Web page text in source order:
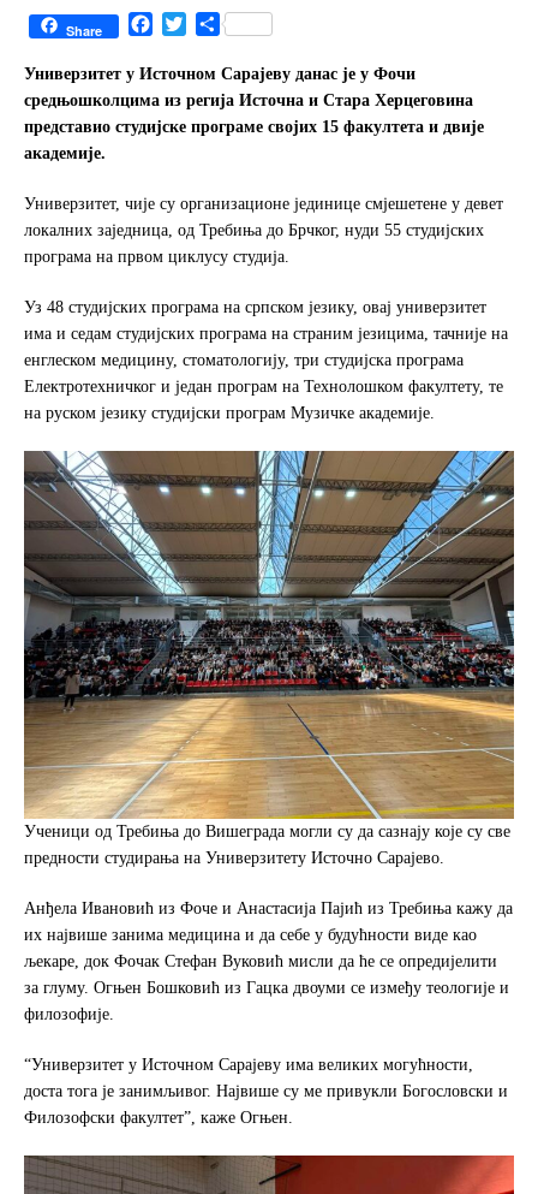
Share
c
e
b
i
t
t
S
a
r
e
Универзитет у Источном Сарајеву данас је у Фочи
средњошколцима из регија Источна и Стара Херцеговина
представио студијске програме својих 15 факултета и двије
академије.
Универзитет, чије су организационе јединице смјешетене у девет
локалних заједница, од Требиња до Брчког, нуди 55 студијских
програма на првом циклусу студија.
Уз 48 студијских програма на српском језику, овај универзитет
има и седам студијских програма на страним језицима, тачније на
енглеском медицину, стоматологију, три студијска програма
Електротехничког и један програм на Технолошком факултету, те
на руском језику студијски програм Музичке академије.
Ученици од Требиња до Вишеграда могли су да сазнају које су све
предности студирања на Универзитету Источно Сарајево.
Анђела Ивановић из Фоче и Анастасија Пајић из Требиња кажу да
их највише занима медицина и да себе у будућности виде као
љекаре, док Фочак Стефан Вуковић мисли да ће се опредијелити
за глуму. Огњен Бошковић из Гацка двоуми се између теологије и
филозофије.
“Универзитет у Источном Сарајеву има великих могућности,
доста тога је занимљивог. Највише су ме привукли Богословски и
Филозофски факултет”, каже Огњен.